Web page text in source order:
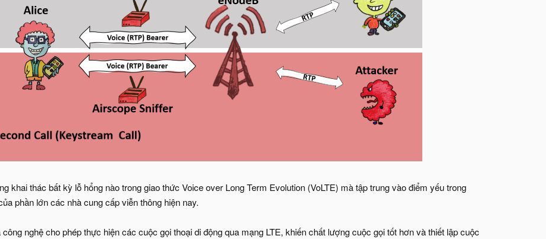
khai thác bất kỳ lỗ hổng nào trong giao thức Voice over Long Term Evolution (VoLTE) mà tập trung vào điểm yếu trong
phần lớn các nhà cung cấp viễn thông hiện nay.
công nghệ cho phép thực hiện các cuộc gọi thoại di động qua mạng LTE, khiến chất lượng cuộc gọi tốt hơn và thiết lập cuộc